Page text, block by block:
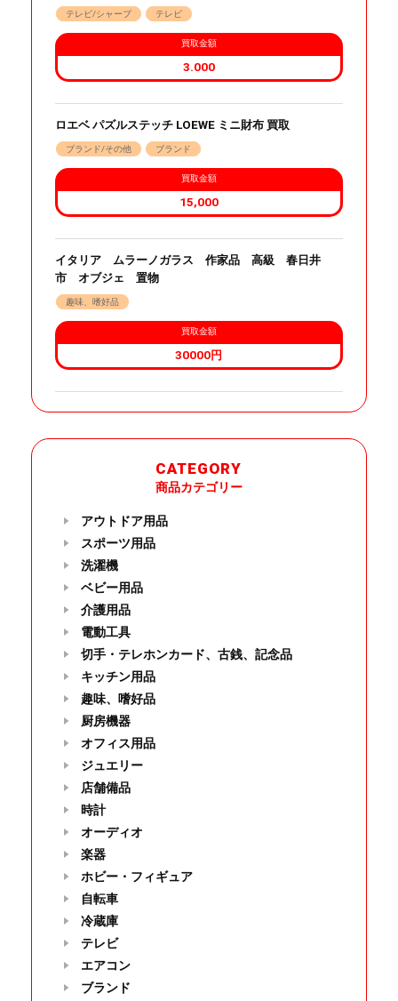
テレビ/シャープ テレビ
買取金額
3.000
ロエベ パズルステッチ LOEWE ミニ財布 買取
ブランド/その他 ブランド
買取金額
15,000
イタリア ムラーノガラス 作家品 高級 春日井
市 オブジェ 置物
趣味、嗜好品
買取金額
30000円
CATEGORY
商品カテゴリー
アウトドア用品
スポーツ用品
洗濯機
ベビー用品
介護用品
電動工具
切手・テレホンカード、古銭、記念品
キッチン用品
趣味、嗜好品
厨房機器
オフィス用品
ジュエリー
店舗備品
時計
オーディオ
楽器
ホビー・フィギュア
自転車
冷蔵庫
テレビ
エアコン
ブランド